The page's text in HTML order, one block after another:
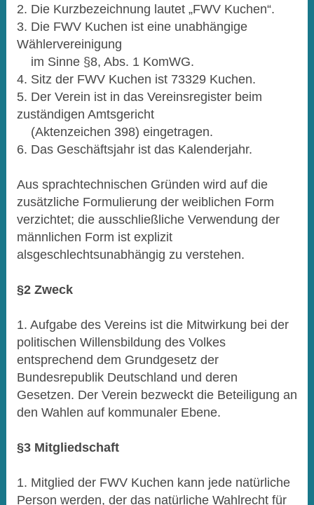
2. Die Kurzbezeichnung lautet „FWV Kuchen“.
3. Die FWV Kuchen ist eine unabhängige
Wählervereinigung
im Sinne §8, Abs. 1 KomWG.
4. Sitz der FWV Kuchen ist 73329 Kuchen.
5. Der Verein ist in das Vereinsregister beim
zuständigen Amtsgericht
(Aktenzeichen 398) eingetragen.
6. Das Geschäftsjahr ist das Kalenderjahr.
Aus sprachtechnischen Gründen wird auf die
zusätzliche Formulierung der weiblichen Form
verzichtet; die ausschließliche Verwendung der
männlichen Form ist explizit
alsgeschlechtsunabhängig zu verstehen.
§2 Zweck
1. Aufgabe des Vereins ist die Mitwirkung bei der
politischen Willensbildung des Volkes
entsprechend dem Grundgesetz der
Bundesrepublik Deutschland und deren
Gesetzen. Der Verein bezweckt die Beteiligung an
den Wahlen auf kommunaler Ebene.
§3 Mitgliedschaft
1. Mitglied der FWV Kuchen kann jede natürliche
Person werden, der das natürliche Wahlrecht für